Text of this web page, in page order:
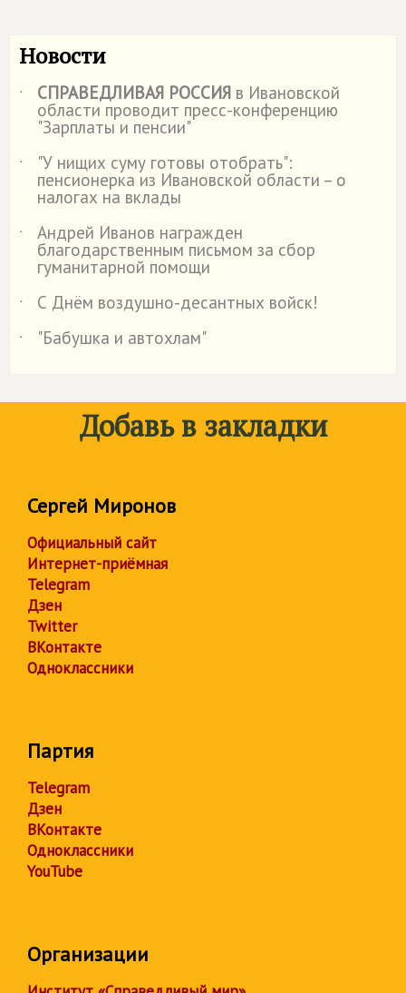
Новости
˙ СПРАВЕДЛИВАЯ РОССИЯ в Ивановской
области проводит пресс-конференцию
"Зарплаты и пенсии"
˙
"У нищих суму готовы отобрать":
пенсионерка из Ивановской области – о
налогах на вклады
˙
Андрей Иванов награжден
благодарственным письмом за сбор
гуманитарной помощи
˙
С Днём воздушно-десантных войск!
˙
"Бабушка и автохлам"
Добавь в закладки
Сергей Миронов
Официальный сайт
Интернет-приёмная
Telegram
Дзен
Twitter
ВКонтакте
Одноклассники
Партия
Telegram
Дзен
ВКонтакте
Одноклассники
YouTube
Организации